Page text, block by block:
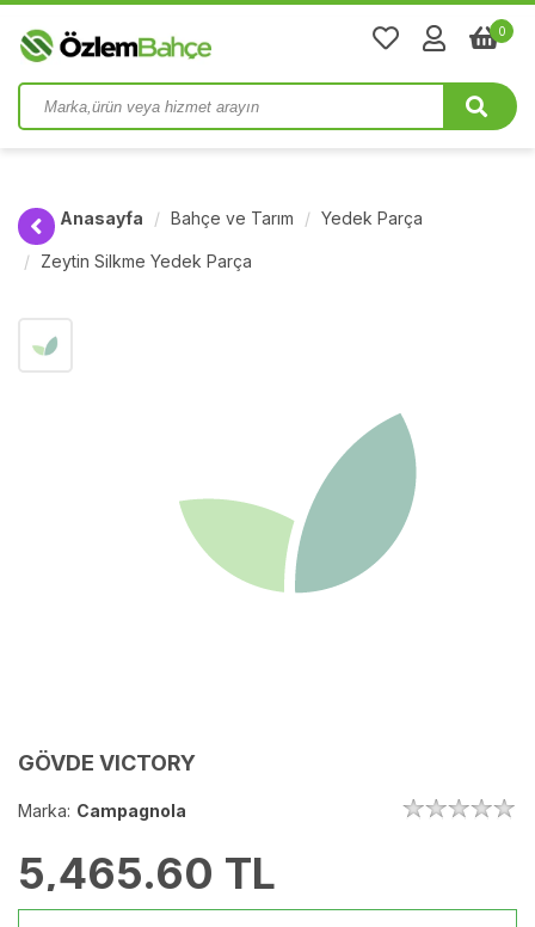
0
Anasayfa Bahçe ve Tarım Yedek Parça
Zeytin Silkme Yedek Parça
GÖVDE VICTORY
Marka: Campagnola
5,465.60 TL